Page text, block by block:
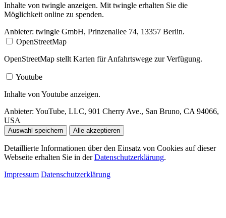
Inhalte von twingle anzeigen. Mit twingle erhalten Sie die
Möglichkeit online zu spenden.
Anbieter: twingle GmbH, Prinzenallee 74, 13357 Berlin.
OpenStreetMap
OpenStreetMap stellt Karten für Anfahrtswege zur Verfügung.
Youtube
Inhalte von Youtube anzeigen.
Anbieter: YouTube, LLC, 901 Cherry Ave., San Bruno, CA 94066,
USA
Auswahl speichern Alle akzeptieren
Detaillierte Informationen über den Einsatz von Cookies auf dieser
Webseite erhalten Sie in derDatenschutzerklärung.
Impressum Datenschutzerklärung